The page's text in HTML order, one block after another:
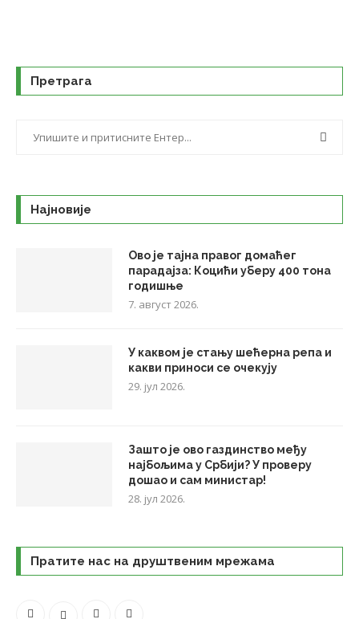
Претрага
Најновије
Ово је тајна правог домаћег
парадајза: Коцићи уберу 400 тона
годишње
7. август 2026.
У каквом је стању шећерна репа и
какви приноси се очекују
29. јул 2026.
Зашто је ово газдинство међу
најбољима у Србији? У проверу
дошао и сам министар!
28. јул 2026.
Пратите нас на друштвеним мрежама